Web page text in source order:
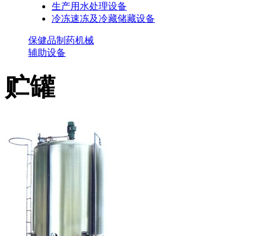
生产用水处理设备
冷冻速冻及冷藏储藏设备
保健品制药机械
辅助设备
贮罐